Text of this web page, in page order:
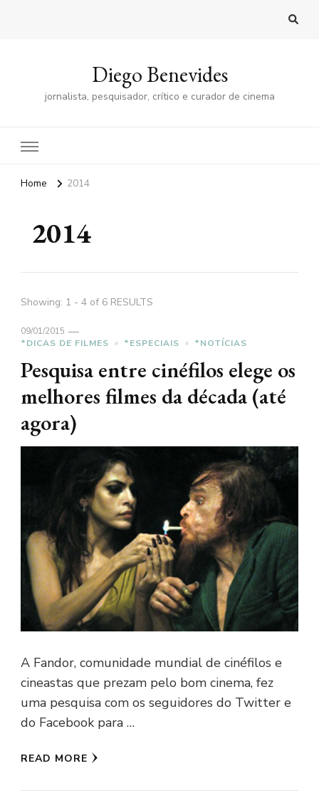
Diego Benevides
jornalista, pesquisador, crítico e curador de cinema
Home 2014
2014
Showing: 1 - 4 of 6 RESULTS
09/01/2015
*DICAS DE FILMES
*ESPECIAIS *NOTÍCIAS
Pesquisa entre cinéfilos elege os
melhores filmes da década (até
agora)
A Fandor, comunidade mundial de cinéfilos e
cineastas que prezam pelo bom cinema, fez
uma pesquisa com os seguidores do Twitter e
do Facebook para …
READ MORE